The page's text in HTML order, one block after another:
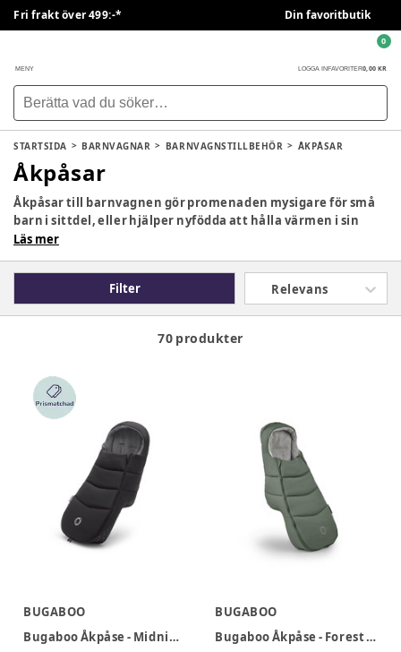
Fri frakt över 499:-* Din favoritbutik
MENY LOGGA IN FAVORITER0,00 KR
0
STARTSIDA BARNVAGNAR BARNVAGNSTILLBEHÖR ÅKPÅSAR
Åkpåsar
Åkpåsar till barnvagnen gör promenaden mysigare för små
barn i sittdel, eller hjälper nyfödda att hålla värmen i sin
liggdel. På BabySam.se hittar du åkpåsar som passar olika
snö, en blåsig höstdag eller en sval vårdag.
Läs mer
Filter Relevans
70 produkter
BUGABOO
Bugaboo Åkpåse - Midnight Black
BUGABOO
Bugaboo Åkpåse - Forest Green